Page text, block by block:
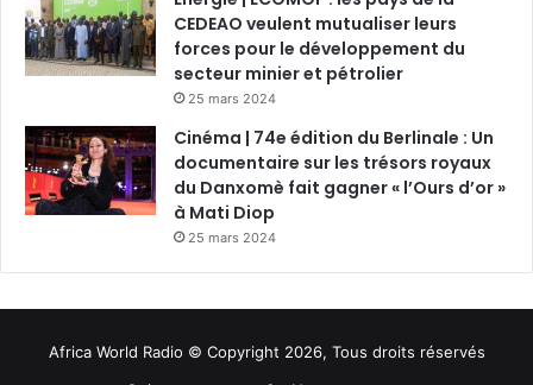
CEDEAO veulent mutualiser leurs
forces pour le développement du
secteur minier et pétrolier
25 mars 2024
Cinéma | 74e édition du Berlinale : Un
documentaire sur les trésors royaux
du Danxomè fait gagner « l’Ours d’or »
à Mati Diop
25 mars 2024
Africa World Radio © Copyright 2026, Tous droits réservés